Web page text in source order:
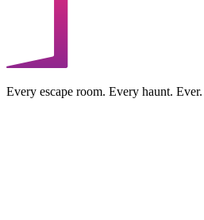
Every escape room. Every haunt. Ever.